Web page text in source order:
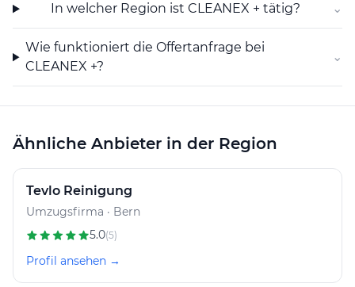
In welcher Region ist CLEANEX + tätig? ⌄
Wie funktioniert die Offertanfrage bei
CLEANEX +?
⌄
Ähnliche Anbieter in der Region
Tevlo Reinigung
Umzugsfirma · Bern
5.0(5)
Profil ansehen →